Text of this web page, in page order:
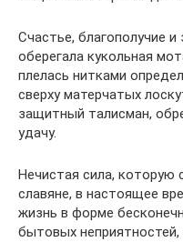
Счастье, благополучие
оберегала кукольная
плелась нитками
сверху матерчатых
защитный талисман,
удачу.
Нечистая сила, которую
славяне, в настоящее
жизнь в форме
бытовых